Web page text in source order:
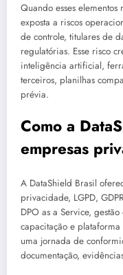
Quando esses
exposta a riscos
de controle, titulares de
regulatórias. Esse risco
inteligência artificial,
terceiros, planilhas
prévia.
Como a
empresas
A DataShield Brasil
privacidade, LGPD,
DPO as a Service,
capacitação e
uma jornada de
documentação,